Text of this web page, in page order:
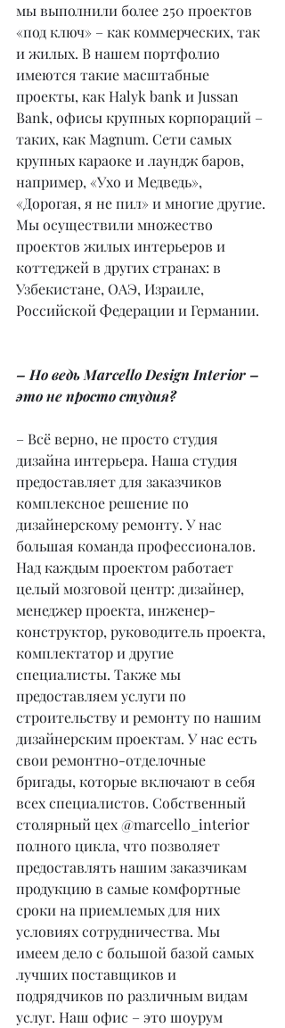
мы выполнили более 250 проектов
«под ключ» – как коммерческих, так
и жилых. В нашем портфолио
имеются такие масштабные
проекты, как Halyk bank и Jussan
Bank, офисы крупных корпораций –
таких, как Magnum. Сети самых
крупных караоке и лаундж баров,
например, «Ухо и Медведь»,
«Дорогая, я не пил» и многие другие.
Мы осуществили множество
проектов жилых интерьеров и
коттеджей в других странах: в
Узбекистане, ОАЭ, Израиле,
Российской Федерации и Германии.
– Но ведь Marcello Design Interior –
это не просто студия?
– Всё верно, не просто студия
дизайна интерьера. Наша студия
предоставляет для заказчиков
комплексное решение по
дизайнерскому ремонту. У нас
большая команда профессионалов.
Над каждым проектом работает
целый мозговой центр: дизайнер,
менеджер проекта, инженер-
конструктор, руководитель проекта,
комплектатор и другие
специалисты. Также мы
предоставляем услуги по
строительству и ремонту по нашим
дизайнерским проектам. У нас есть
свои ремонтно-отделочные
бригады, которые включают в себя
всех специалистов. Собственный
столярный цех @marcello_interior
полного цикла, что позволяет
предоставлять нашим заказчикам
продукцию в самые комфортные
сроки на приемлемых для них
условиях сотрудничества. Мы
имеем дело с большой базой самых
лучших поставщиков и
подрядчиков по различным видам
услуг. Наш офис – это шоурум